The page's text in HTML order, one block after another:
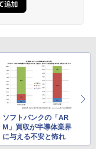
21.5型 液晶ディスプレ
プレイ 液晶モニター PC
フリッカーレス FreeSy
度調節 FullHD ブルー
パネル VESAフル FHD
JM22CH02
をどうしても救いた
ヤングジャンプコミッ
]
レード版】AOKIMI ワイヤ
イヤホン V12 小型
スHi-Fi 最大36時間再生 ぶ
ドレス ENCノイズキャン
リング Type-C充電 マイク
音量調整 スポーツ/通勤/通
イト)
ver.)
ラベルレス 500ml ×24本
トル 500ミリリットル (Sm
モノクロ版 39 (ジャンプ
ソフトバンクの「AR
M」買収が半導体業界
に与える不安と怖れ